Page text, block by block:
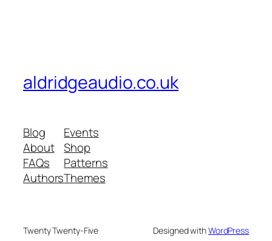
aldridgeaudio.co.uk
Blog
About
FAQs
Authors
Events
Shop
Patterns
Themes
Twenty Twenty-Five Designed withWordPress